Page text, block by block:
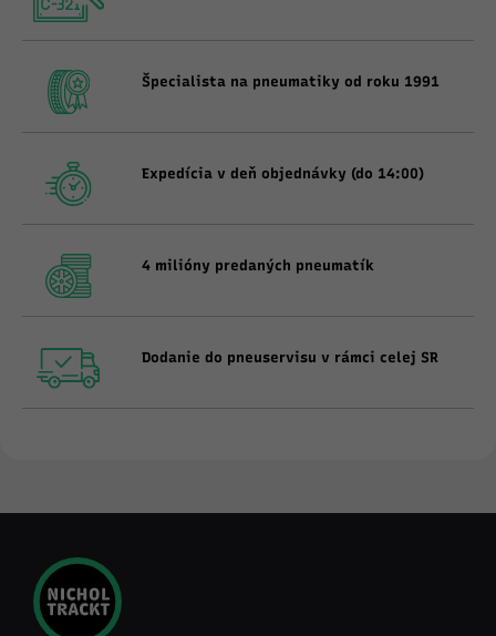
Špecialista na pneumatiky od roku 1991
Expedícia v deň objednávky (do 14:00)
4 milióny predaných pneumatík
Dodanie do pneuservisu v rámci celej SR